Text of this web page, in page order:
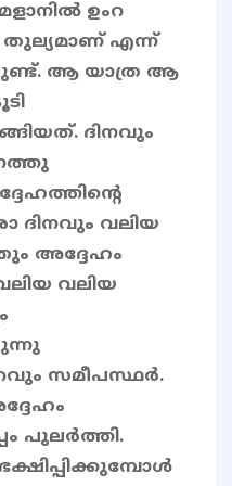
ഉംറ
എന്ന്
ആ യാത്ര ആ
ദിനവും
ദിനവും വലിയ
അദ്ദേഹം
വലിയ
സമീപസ്ഥർ.
പുലർത്തി.